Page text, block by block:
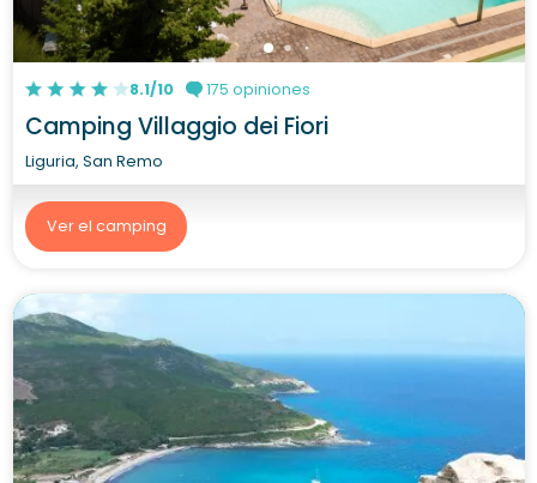
8.1/10 175 opiniones
Camping Villaggio dei Fiori
Liguria, San Remo
Ver el camping